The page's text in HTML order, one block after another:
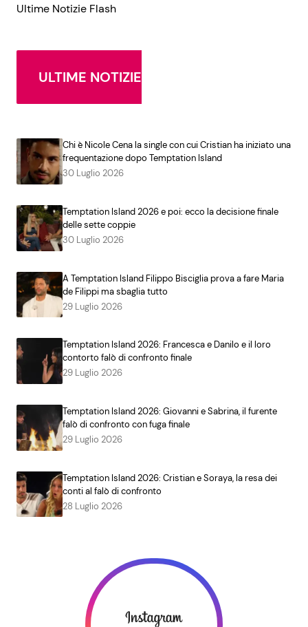
Ultime Notizie Flash
ULTIME NOTIZIE
Chi è Nicole Cena la single con cui Cristian ha iniziato una
frequentazione dopo Temptation Island
30 Luglio 2026
Temptation Island 2026 e poi: ecco la decisione finale
delle sette coppie
30 Luglio 2026
A Temptation Island Filippo Bisciglia prova a fare Maria
de Filippi ma sbaglia tutto
29 Luglio 2026
Temptation Island 2026: Francesca e Danilo e il loro
contorto falò di confronto finale
29 Luglio 2026
Temptation Island 2026: Giovanni e Sabrina, il furente
falò di confronto con fuga finale
29 Luglio 2026
Temptation Island 2026: Cristian e Soraya, la resa dei
conti al falò di confronto
28 Luglio 2026